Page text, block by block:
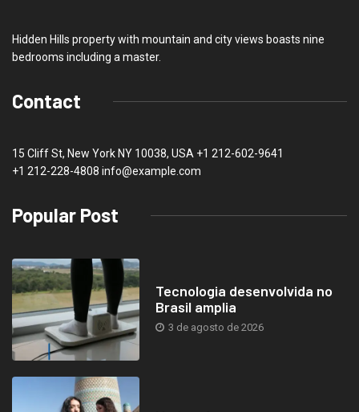
Hidden Hills property with mountain and city views boasts nine
bedrooms including a master.
Contact
15 Cliff St, New York NY 10038, USA +1 212-602-9641
+1 212-228-4808 info@example.com
Popular Post
Tecnologia desenvolvida no
Brasil amplia
3 de agosto de 2026